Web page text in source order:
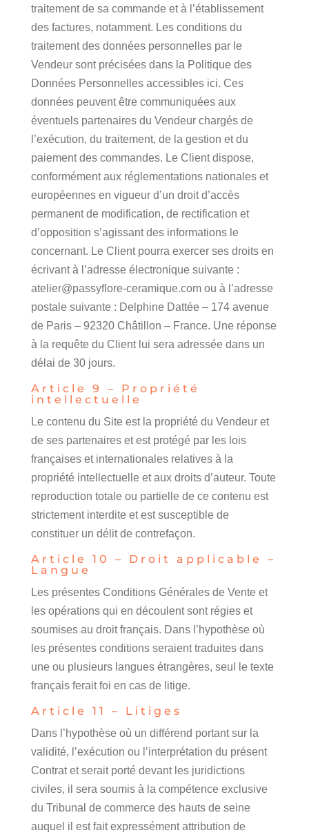
traitement de sa commande et à l’établissement
des factures, notamment. Les conditions du
traitement des données personnelles par le
Vendeur sont précisées dans la Politique des
Données Personnelles accessibles ici. Ces
données peuvent être communiquées aux
éventuels partenaires du Vendeur chargés de
l’exécution, du traitement, de la gestion et du
paiement des commandes. Le Client dispose,
conformément aux réglementations nationales et
européennes en vigueur d’un droit d’accès
permanent de modification, de rectification et
d’opposition s’agissant des informations le
concernant. Le Client pourra exercer ses droits en
écrivant à l’adresse électronique suivante :
atelier@passyflore-ceramique.com ou à l’adresse
postale suivante : Delphine Dattée – 174 avenue
de Paris – 92320 Châtillon – France. Une réponse
à la requête du Client lui sera adressée dans un
délai de 30 jours.
Article 9 – Propriété
intellectuelle
Le contenu du Site est la propriété du Vendeur et
de ses partenaires et est protégé par les lois
françaises et internationales relatives à la
propriété intellectuelle et aux droits d’auteur. Toute
reproduction totale ou partielle de ce contenu est
strictement interdite et est susceptible de
constituer un délit de contrefaçon.
Article 10 – Droit applicable –
Langue
Les présentes Conditions Générales de Vente et
les opérations qui en découlent sont régies et
soumises au droit français. Dans l’hypothèse où
les présentes conditions seraient traduites dans
une ou plusieurs langues étrangères, seul le texte
français ferait foi en cas de litige.
Article 11 – Litiges
Dans l’hypothèse où un différend portant sur la
validité, l’exécution ou l’interprétation du présent
Contrat et serait porté devant les juridictions
civiles, il sera soumis à la compétence exclusive
du Tribunal de commerce des hauts de seine
auquel il est fait expressément attribution de